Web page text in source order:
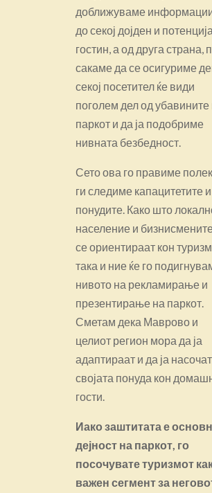
доближуваме
до секој дојден и
гостин, а од друга страна,
сакаме да се осигуриме
секој посетител ќе види
поголем дел од убавините
паркот и да ја подобриме
нивната безбедност.
Сето ова го правиме
ги следиме капацитетите и
понудите. Како што
население и
се ориентираат кон
така и ние ќе го
нивото на рекламирање и
презентирање на паркот.
Сметам дека Маврово и
целиот регион мора да ја
адаптираат и да ја насочат
својата понуда кон
гости.
Иако заштитата е
дејност на паркот, го
посочувате туризмот
важен сегмент за